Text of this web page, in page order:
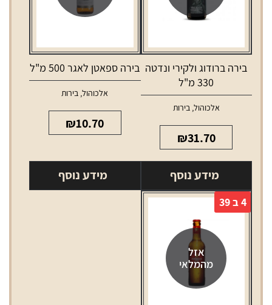
בירה ברודוג ולקירי ונדטה
330 מ"ל
אלכוהול,בירות
₪31.70
מידע נוסף
בירה ספאטן לאגר 500 מ"ל
אלכוהול, בירות
₪10.70
מידע נוסף
אזל
מהמלאי
4 ב 39